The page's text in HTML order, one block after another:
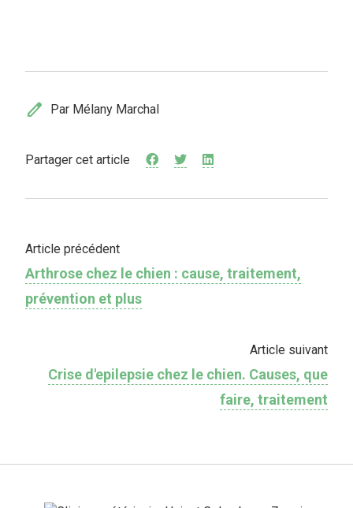
edit Par Mélany Marchal
Partager cet article
Article précédent
Arthrose chez le chien : cause, traitement,
prévention et plus
Article suivant
Crise d'epilepsie chez le chien. Causes, que
faire, traitement